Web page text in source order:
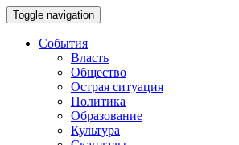
Toggle navigation
События
Власть
Общество
Острая ситуация
Политика
Образование
Культура